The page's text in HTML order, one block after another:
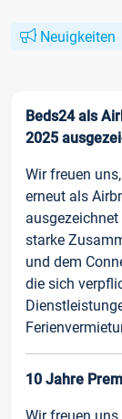
Neuigkeiten
Beds24 als
2025
Wir freuen
erneut als
starke
und dem
die sich
10 Jahre